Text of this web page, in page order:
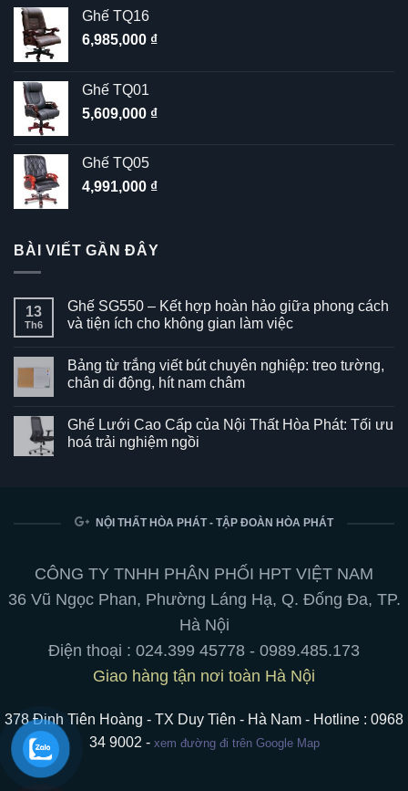
Ghế TQ16
6,985,000 ₫
Ghế TQ01
5,609,000 ₫
Ghế TQ05
4,991,000 ₫
BÀI VIẾT GẦN ĐÂY
13
Th6
Ghế SG550 – Kết hợp hoàn hảo giữa phong cách
và tiện ích cho không gian làm việc
bình
luận
ở
–
Kết
hợp
và
không
gian
việc
Bảng từ trắng viết bút chuyên nghiệp: treo tường,
chân di động, hít nam châm
bình
luận
ở
chuyên
chân
di
hít
Ghế Lưới Cao Cấp của Nội Thất Hòa Phát: Tối ưu
hoá trải nghiệm ngồi
Ghế
của
Nội
Hòa
hoá
trải
nghiệm
NỘI THẤT HÒA PHÁT - TẬP ĐOÀN HÒA PHÁT
CÔNG TY TNHH PHÂN PHỐI HPT VIỆT NAM
36 Vũ Ngọc Phan, Phường Láng Hạ, Q. Đống Đa, TP.
Hà Nội
Điện thoại : 024.399 45778 - 0989.485.173
Giao hàng tận nơi toàn Hà Nội
378 Đinh Tiên Hoàng - TX Duy Tiên - Hà Nam - Hotline : 0968
34 9002 - xem đường đi trên Google Map